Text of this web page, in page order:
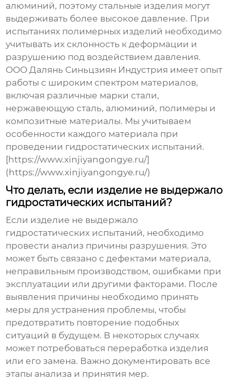
алюминий, поэтому стальные изделия могут
выдерживать более высокое давление. При
испытаниях полимерных изделий необходимо
учитывать их склонность к деформации и
разрушению под воздействием давления.
ООО Далянь Синьцзиян Индустрия имеет опыт
работы с широким спектром материалов,
включая различные марки стали,
нержавеющую сталь, алюминий, полимеры и
композитные материалы. Мы учитываем
особенности каждого материала при
проведении гидростатических испытаний.
[https://www.xinjiyangongye.ru/]
(https://www.xinjiyangongye.ru/)
Что делать, если изделие не выдержало
гидростатических испытаний?
Если изделие не выдержало
гидростатических испытаний, необходимо
провести анализ причины разрушения. Это
может быть связано с дефектами материала,
неправильным производством, ошибками при
эксплуатации или другими факторами. После
выявления причины необходимо принять
меры для устранения проблемы, чтобы
предотвратить повторение подобных
ситуаций в будущем. В некоторых случаях
может потребоваться переработка изделия
или его замена. Важно документировать все
этапы анализа и принятия мер.